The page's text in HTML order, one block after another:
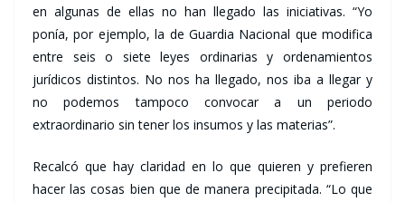
en algunas de ellas no han llegado las iniciativas. “Yo
ponía, por ejemplo, la de Guardia Nacional que modifica
entre seis o siete leyes ordinarias y ordenamientos
jurídicos distintos. No nos ha llegado, nos iba a llegar y
no podemos tampoco convocar a un periodo
extraordinario sin tener los insumos y las materias”.
Recalcó que hay claridad en lo que quieren y prefieren
hacer las cosas bien que de manera precipitada. “Lo que